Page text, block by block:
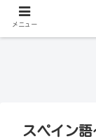
スペイン
メニュー